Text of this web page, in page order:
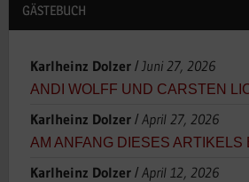
GÄSTEBUCH
Karlheinz Dolzer/ Juni 27, 2026
ANDI WOLFF UND CARSTEN
Karlheinz Dolzer/ April 27, 2026
AM ANFANG DIESES ARTIKELS
Karlheinz Dolzer/ April 12, 2026